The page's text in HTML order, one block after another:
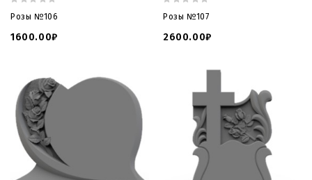
Розы №106
1600.00₽
Розы №107
2600.00₽